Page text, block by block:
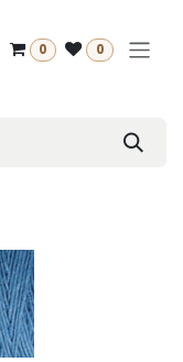
0 0